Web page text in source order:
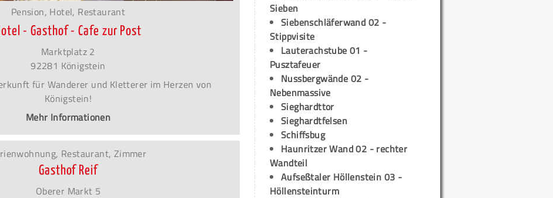
Pension, Hotel, Restaurant
- Gasthof - Cafe zur Post
Marktplatz 2
92281 Königstein
für Wanderer und Kletterer im Herzen von
Königstein!
Mehr Informationen
Restaurant, Zimmer
Gasthof Reif
Oberer Markt 5
Sieben
Siebenschläferwand 02 -
Stippvisite
Lauterachstube 01 -
Pusztafeuer
Nussbergwände 02 -
Nebenmassive
Sieghardttor
Sieghardtfelsen
Schiffsbug
Haunritzer Wand 02 - rechter
Wandteil
Aufseßtaler Höllenstein 03 -
Höllensteinturm